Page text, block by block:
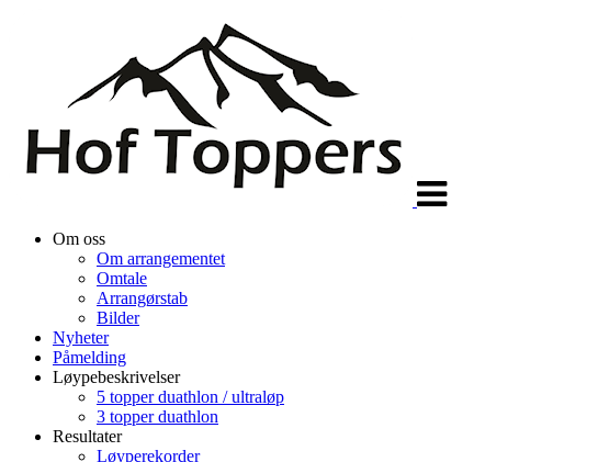
Om oss
Om arrangementet
Omtale
Arrangørstab
Bilder
Nyheter
Påmelding
Løypebeskrivelser
5 topper duathlon / ultraløp
3 topper duathlon
Resultater
Løyperekorder